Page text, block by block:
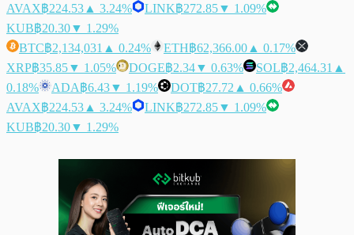
AVAX฿224.53 ▲ 3.24% LINK฿272.85▼ 1.09%
KUB฿20.30▼ 1.29%
BTC฿2,134,031 ▲ 0.24% ETH฿62,366.00 ▲ 0.17%
XRP฿35.85▼ 1.05% DOGE฿2.34▼ 0.63% SOL฿2,464.31 ▲
0.18%
ADA฿6.43▼ 1.19% DOT฿27.72 ▲ 0.66%
AVAX฿224.53 ▲ 3.24% LINK฿272.85▼ 1.09%
KUB฿20.30▼ 1.29%